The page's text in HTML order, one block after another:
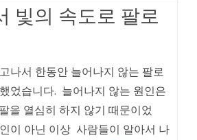
빛의 속도로 팔로
나서 한동안 늘어나지 않는 팔로
었습니다. 늘어나지 않는 원인은
을 열심히 하지 않기 때문이었
이 아닌 이상 사람들이 알아서 나